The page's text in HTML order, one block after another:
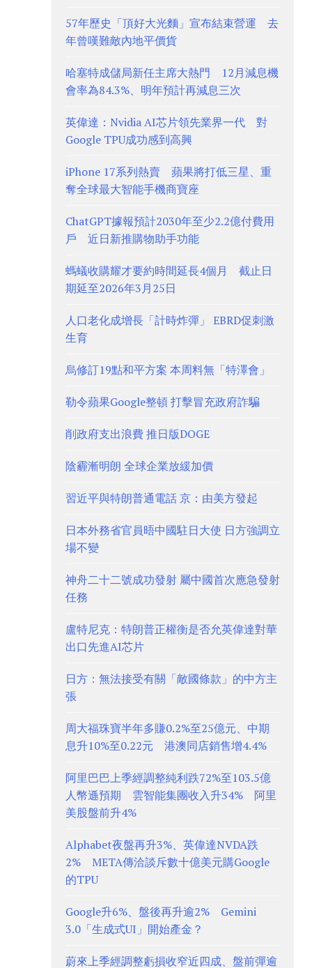
57年歷史「頂好大光麵」宣布結束營運 去
年曾嘆難敵內地平價貨
哈塞特成儲局新任主席大熱門 12月減息機
會率為84.3%、明年預計再減息三次
英偉達：Nvidia AI芯片領先業界一代 對
Google TPU成功感到高興
iPhone 17系列熱賣 蘋果將打低三星、重
奪全球最大智能手機商寶座
ChatGPT據報預計2030年至少2.2億付費用
戶 近日新推購物助手功能
螞蟻收購耀才要約時間延長4個月 截止日
期延至2026年3月25日
人口老化成增長「計時炸彈」 EBRD促刺激
生育
烏修訂19點和平方案 本周料無「特澤會」
勒令蘋果Google整頓 打擊冒充政府詐騙
削政府支出浪費 推日版DOGE
陰霾漸明朗 全球企業放緩加價
習近平與特朗普通電話 京：由美方發起
日本外務省官員晤中國駐日大使 日方強調立
場不變
神舟二十二號成功發射 屬中國首次應急發射
任務
盧特尼克：特朗普正權衡是否允英偉達對華
出口先進AI芯片
日方：無法接受有關「敵國條款」的中方主
張
周大福珠寶半年多賺0.2%至25億元、中期
息升10%至0.22元 港澳同店銷售增4.4%
阿里巴巴上季經調整純利跌72%至103.5億
人幣遜預期 雲智能集團收入升34% 阿里
美股盤前升4%
Alphabet夜盤再升3%、英偉達NVDA跌
2% META傳洽談斥數十億美元購Google
的TPU
Google升6%、盤後再升逾2% Gemini
3.0「生成式UI」開始產金？
蔚來上季經調整虧損收窄近四成、盤前彈逾